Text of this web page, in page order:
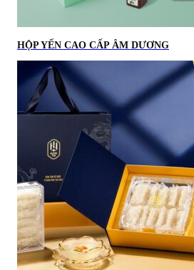
HỘP YẾN CAO CẤP ÂM DƯƠNG